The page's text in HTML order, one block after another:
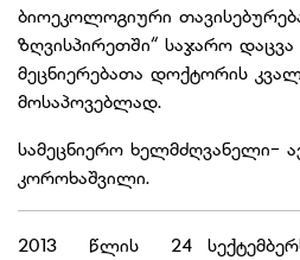
ბიოეკოლოგიური
ზღვისპირეთში“ საჯარო
მეცნიერებათა დოქტორის
მოსაპოვებლად.
სამეცნიერო ხელმძღვანელი-
კოროხაშვილი.
2013 წლის 24